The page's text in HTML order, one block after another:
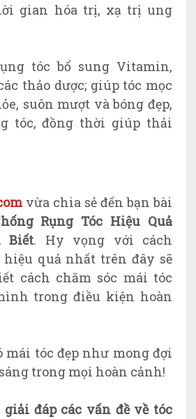
gian hóa trị, xạ trị ung
tóc bổ sung Vitamin,
thảo dược; giúp tóc mọc
suôn mượt và bóng đẹp,
tóc, đồng thời giúp thải
vừa chia sẻ đến bạn bài
Rụng Tóc Hiệu Quả
Biết. Hy vọng với cách
hiệu quả nhất trên đây sẽ
cách chăm sóc mái tóc
trong điều kiện hoàn
mái tóc đẹp như mong đợi
trong mọi hoàn cảnh!
đáp các vấn đề về tóc